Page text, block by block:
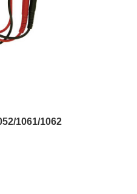
1061/1062